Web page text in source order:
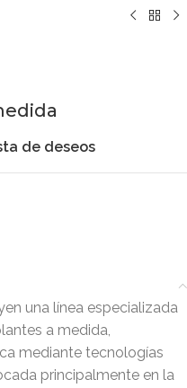
de deseos
una línea especializada
a medida,
mediante tecnologías
principalmente en la